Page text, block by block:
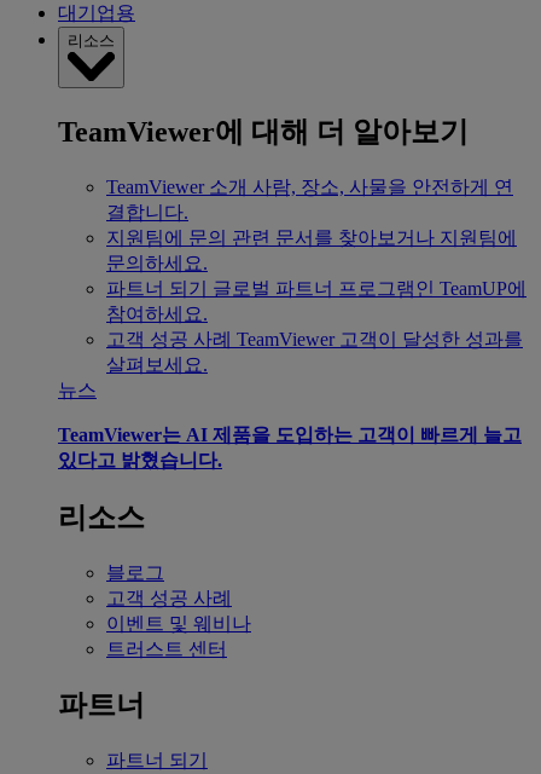
대기업용
리소스
TeamViewer에 대해 더 알아보기
TeamViewer 소개 사람, 장소, 사물을 안전하게 연
결합니다.
지원팀에 문의 관련 문서를 찾아보거나 지원팀에
문의하세요.
파트너 되기
글로벌 파트너 프로그램인 TeamUP에
참여하세요.
고객 성공 사례 TeamViewer 고객이 달성한 성과를
살펴보세요.
뉴스
TeamViewer는 AI 제품을 도입하는 고객이 빠르게 늘고
있다고 밝혔습니다.
리소스
블로그
고객 성공 사례
이벤트 및 웨비나
트러스트 센터
파트너
파트너 되기